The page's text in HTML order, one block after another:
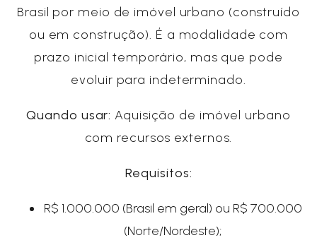
Brasil por meio de imóvel urbano (construído
ou em construção). É a modalidade com
prazo inicial temporário, mas que pode
evoluir para indeterminado.
Quando usar:Aquisição de imóvel urbano
com recursos externos.
Requisitos:
R$ 1.000.000 (Brasil em geral) ou R$ 700.000
(Norte/Nordeste);